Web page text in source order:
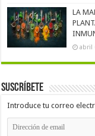
LA
abril
Suscríbete
Introduce tu correo
Dirección
de